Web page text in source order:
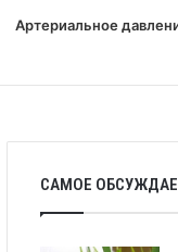
Артериальное
САМОЕ